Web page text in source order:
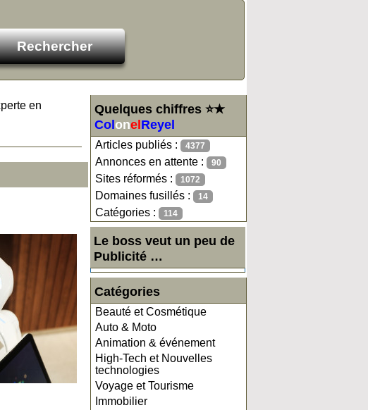
Quelques chiffres ⭐★
Col onel Reyel
Articles publiés : 4377
Annonces en attente : 90
Sites réformés : 1072
Domaines fusillés : 14
Catégories : 114
Le boss veut un peu de
Publicité …
Catégories
Beauté et Cosmétique
Auto & Moto
Animation & événement
High-Tech et Nouvelles
technologies
Voyage et Tourisme
Immobilier
en